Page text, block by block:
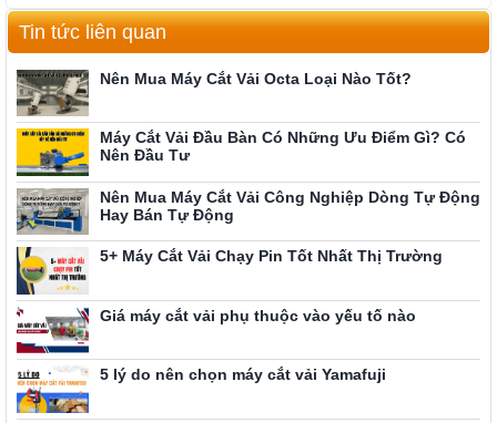
Tin tức liên quan
Nên Mua Máy Cắt Vải Octa Loại Nào Tốt?
Máy Cắt Vải Đầu Bàn Có Những Ưu Điểm Gì? Có
Nên Đầu Tư
Nên Mua Máy Cắt Vải Công Nghiệp Dòng Tự Động
Hay Bán Tự Động
5+ Máy Cắt Vải Chạy Pin Tốt Nhất Thị Trường
Giá máy cắt vải phụ thuộc vào yếu tố nào
5 lý do nên chọn máy cắt vải Yamafuji